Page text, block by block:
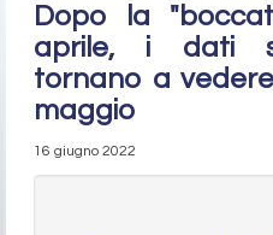
Dopo la
aprile, i dati
tornano a
maggio
16 giugno 2022